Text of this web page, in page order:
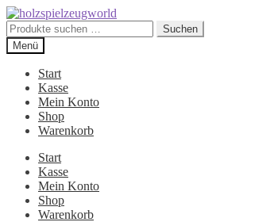
Zur
Navigation
springen
Zum
Inhalt
springen
Suchen
nach:
Suchen
Menü
Start
Kasse
Mein Konto
Shop
Warenkorb
Start
Kasse
Mein Konto
Shop
Warenkorb